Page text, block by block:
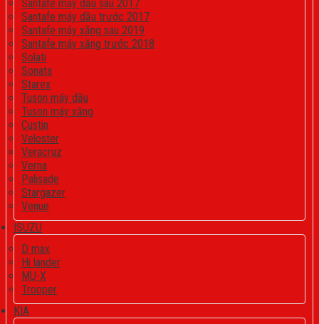
Santafe máy dầu sau 2017
Santafe máy dầu trước 2017
Santafe máy xăng sau 2019
Santafe máy xăng trước 2018
Solati
Sonata
Starex
Tuson máy dầu
Tuson máy xăng
Custin
Veloster
Veracruz
Verna
Palisade
Stargazer
Venue
ISUZU
D max
Hi lander
MU-X
Trooper
KIA